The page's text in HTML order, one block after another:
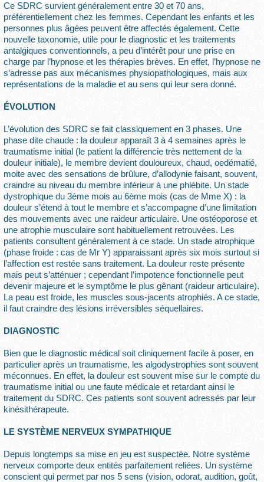
Ce SDRC survient généralement entre 30 et 70 ans,
préférentiellement chez les femmes. Cependant les enfants et les
personnes plus âgées peuvent être affectés également. Cette
nouvelle taxonomie, utile pour le diagnostic et les traitements
antalgiques conventionnels, a peu d’intérêt pour une prise en
charge par l’hypnose et les thérapies brèves. En effet, l’hypnose ne
s’adresse pas aux mécanismes physiopathologiques, mais aux
représentations de la maladie et au sens qui leur sera donné.
ÉVOLUTION
L’évolution des SDRC se fait classiquement en 3 phases. Une
phase dite chaude : la douleur apparaît 3 à 4 semaines après le
traumatisme initial (le patient la différencie très nettement de la
douleur initiale), le membre devient douloureux, chaud, oedématié,
moite avec des sensations de brûlure, d’allodynie faisant, souvent,
craindre au niveau du membre inférieur à une phlébite. Un stade
dystrophique du 3ème mois au 6ème mois (cas de Mme X) : la
douleur s’étend à tout le membre et s’accompagne d’une limitation
des mouvements avec une raideur articulaire. Une ostéoporose et
une atrophie musculaire sont habituellement retrouvées. Les
patients consultent généralement à ce stade. Un stade atrophique
(phase froide : cas de Mr Y) apparaissant après six mois surtout si
l’affection est restée sans traitement. La douleur reste présente
mais peut s’atténuer ; cependant l’impotence fonctionnelle peut
devenir majeure et le symptôme le plus gênant (raideur articulaire).
La peau est froide, les muscles sous-jacents atrophiés. A ce stade,
il faut craindre des lésions irréversibles séquellaires.
DIAGNOSTIC
Bien que le diagnostic médical soit cliniquement facile à poser, en
particulier après un traumatisme, les algodystrophies sont souvent
méconnues. En effet, la douleur est souvent mise sur le compte du
traumatisme initial ou une faute médicale et retardant ainsi le
traitement du SDRC. Ces patients sont souvent adressés par leur
kinésithérapeute.
LE SYSTÈME NERVEUX SYMPATHIQUE
Depuis longtemps sa mise en jeu est suspectée. Notre système
nerveux comporte deux entités parfaitement reliées. Un système
conscient qui permet par nos 5 sens (vision, odorat, audition, goût,